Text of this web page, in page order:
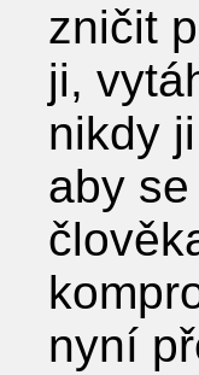
zničit
ji,
nikdy
aby
nyní